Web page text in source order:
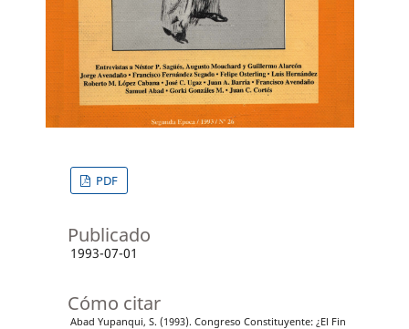
PDF
Publicado
1993-07-01
Cómo citar
Abad Yupanqui, S. (1993). Congreso Constituyente: ¿El Fin